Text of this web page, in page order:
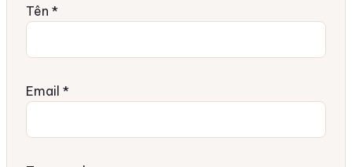
Tên *
Email *